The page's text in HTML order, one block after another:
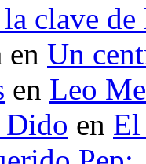
la clave
en Un
en Leo
Dido en El